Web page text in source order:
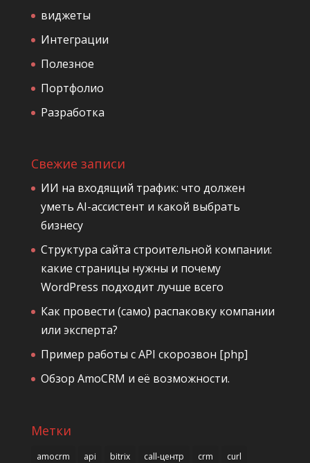
виджеты
Интеграции
Полезное
Портфолио
Разработка
Свежие записи
ИИ на входящий трафик: что должен
уметь AI-ассистент и какой выбрать
бизнесу
Структура сайта строительной компании:
какие страницы нужны и почему
WordPress подходит лучше всего
Как провести (само) распаковку компании
или эксперта?
Пример работы с API скорозвон [php]
Обзор AmoCRM и её возможности.
Метки
amocrm api bitrix call-центр crm curl